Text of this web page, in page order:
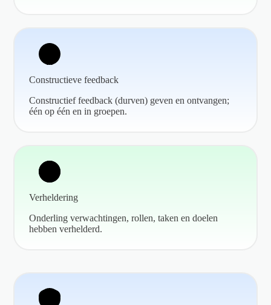
Constructieve feedback
Constructief feedback (durven) geven en ontvangen;
één op één en in groepen.
Verheldering
Onderling verwachtingen, rollen, taken en doelen
hebben verhelderd.